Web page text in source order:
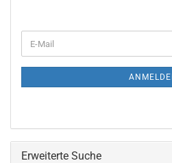
Erweiterte Suche